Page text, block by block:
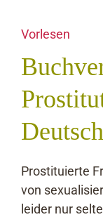
Vorlesen
Prostituierte
von
leider nur